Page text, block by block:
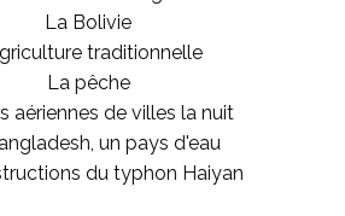
La Bolivie
traditionnelle
La pêche
aériennes de villes la nuit
un pays d'eau
du typhon Haiyan